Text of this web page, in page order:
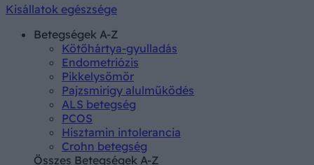
Kisállatok egészsége
Betegségek A-Z
Kötőhártya-gyulladás
Endometriózis
Pikkelysömör
Pajzsmirigy alulműködés
ALS betegség
PCOS
Hisztamin intolerancia
Crohn betegség
Összes Betegségek A-Z